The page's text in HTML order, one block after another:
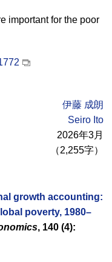
important for the poor
伊藤 成朗
Seiro Ito
2026年3月
（2,255字）
growth accounting:
poverty, 1980–
, 140 (4):